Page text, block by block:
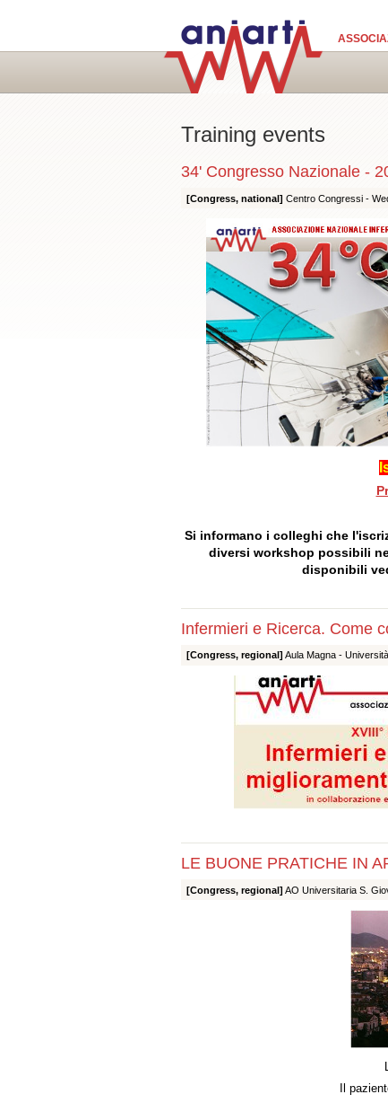
Training events
34' Congresso Nazionale -
[Congress, national] Centro Congressi -
Si informano i colleghi che
diversi workshop possibili
disponibili
Infermieri e Ricerca. Come
[Congress, regional] Aula Magna -
LE BUONE PRATICHE IN
[Congress, regional] AO Universitaria S.
Il